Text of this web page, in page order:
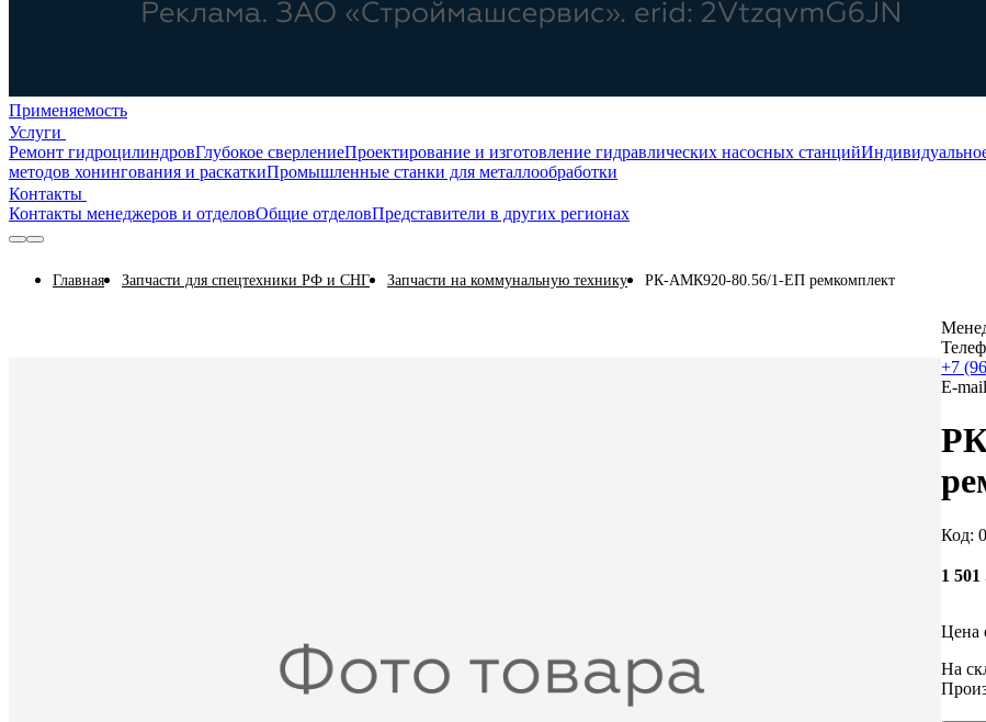
Применяемость
Услуги
Ремонт гидроцилиндровГлубокое сверлениеПроектирование и изготовление гидравлических насосных станций
методов хонингования и раскаткиПромышленные станки для металлообработки
Контакты
Контакты менеджеров и отделовОбщие отделовПредставители в других регионах
Главная Запчасти для спецтехники РФ и СНГ Запчасти на коммунальную технику РК-АМК920-80.56/1-ЕП ремкомплект
+7
E-
Код:
1 501
Цена
На